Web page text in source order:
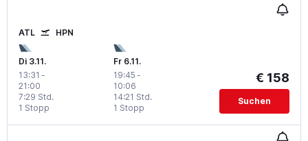
ATL HPN
Di 3.11.
13:31 -
21:00
1 Stopp
7:29 Std.
Fr 6.11.
19:45 -
10:06
1 Stopp
14:21 Std.
€ 158
Suchen